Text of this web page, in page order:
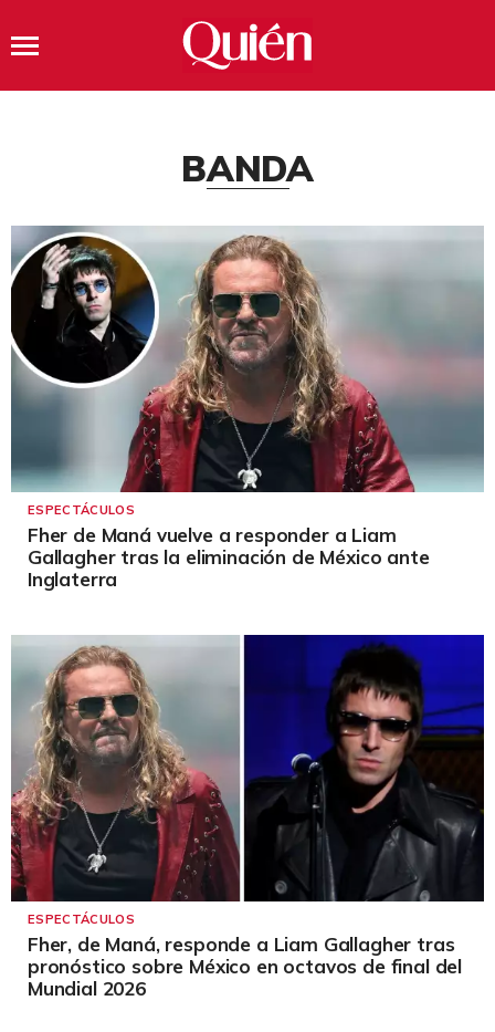
BANDA
ESPECTÁCULOS
Fher de Maná vuelve a responder a Liam
Gallagher tras la eliminación de México ante
Inglaterra
ESPECTÁCULOS
Fher, de Maná, responde a Liam Gallagher tras
pronóstico sobre México en octavos de final del
Mundial 2026